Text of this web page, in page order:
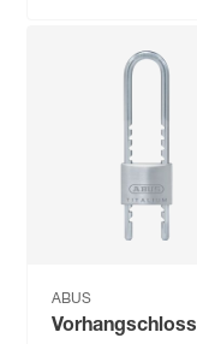
ABUS
Vorhangschloss